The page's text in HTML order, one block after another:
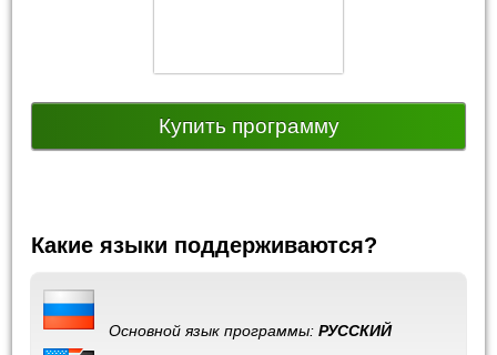
Купить программу
Какие языки поддерживаются?
Основной язык программы:РУССКИЙ